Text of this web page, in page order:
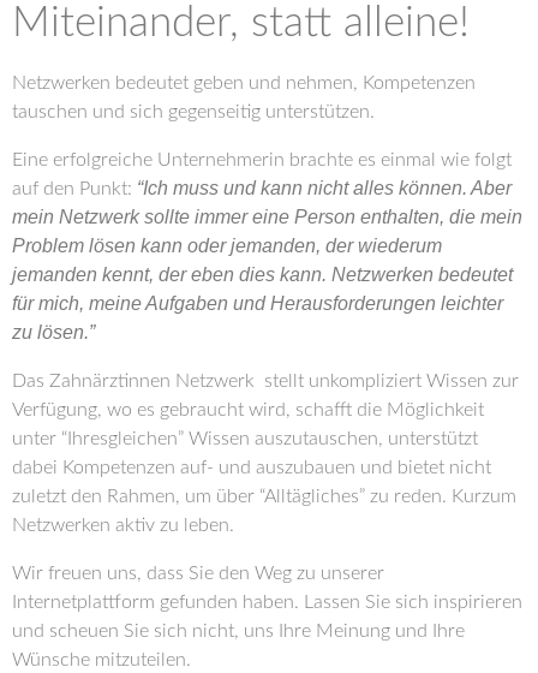
Miteinander, statt alleine!
Netzwerken bedeutet geben und nehmen, Kompetenzen
tauschen und sich gegenseitig unterstützen.
Eine erfolgreiche Unternehmerin brachte es einmal wie folgt
auf den Punkt: “Ich muss und kann nicht alles können. Aber
mein Netzwerk sollte immer eine Person enthalten, die mein
Problem lösen kann oder jemanden, der wiederum
jemanden kennt, der eben dies kann. Netzwerken bedeutet
für mich, meine Aufgaben und Herausforderungen leichter
zu lösen.”
Das Zahnärztinnen Netzwerk stellt unkompliziert Wissen zur
Verfügung, wo es gebraucht wird, schafft die Möglichkeit
unter “Ihresgleichen” Wissen auszutauschen, unterstützt
dabei Kompetenzen auf- und auszubauen und bietet nicht
zuletzt den Rahmen, um über “Alltägliches” zu reden. Kurzum
Netzwerken aktiv zu leben.
Wir freuen uns, dass Sie den Weg zu unserer
Internetplattform gefunden haben. Lassen Sie sich inspirieren
und scheuen Sie sich nicht, uns Ihre Meinung und Ihre
Wünsche mitzuteilen.